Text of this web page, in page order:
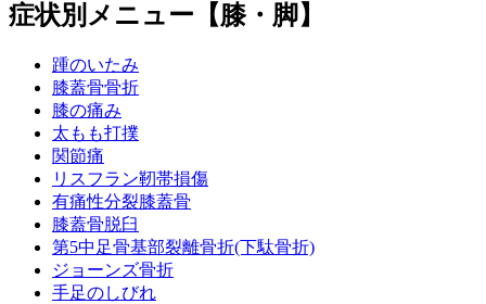
症状別メニュー【膝・脚】
踵のいたみ
膝蓋骨骨折
膝の痛み
太もも打撲
関節痛
リスフラン靭帯損傷
有痛性分裂膝蓋骨
膝蓋骨脱臼
第5中足骨基部裂離骨折(下駄骨折)
ジョーンズ骨折
手足のしびれ